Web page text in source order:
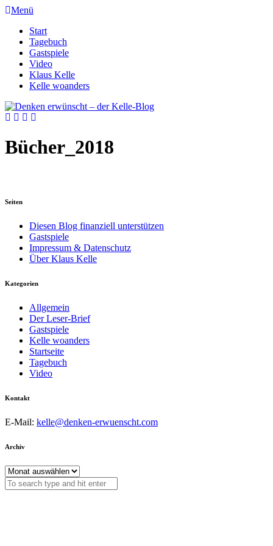
Menü
Start
Tagebuch
Gastspiele
Video
Klaus Kelle
Kelle woanders
Bücher_2018
Seiten
Diesen Blog finanziell unterstützen
Gastspiele
Impressum & Datenschutz
Über Klaus Kelle
Kategorien
Allgemein
Der Leser-Brief
Gastspiele
Kelle woanders
Startseite
Tagebuch
Video
Kontakt
E-Mail: kelle@denken-erwuenscht.com
Archiv
Archiv